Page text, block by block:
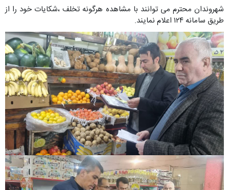
شهروندان محترم می توانند با مشاهده هرگونه تخلف ،شکایات خود را از
طریق سامانه ۱۲۴ اعلام نمایند.